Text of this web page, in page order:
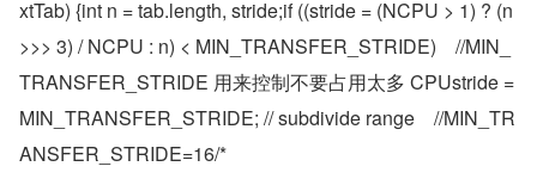
xtTab) {int n = tab.length, stride;if ((stride = (NCPU > 1) ? (n
>>> 3) / NCPU : n) < MIN_TRANSFER_STRIDE)    //MIN_
TRANSFER_STRIDE 用来控制不要占用太多 CPUstride =
MIN_TRANSFER_STRIDE; // subdivide range    //MIN_TR
ANSFER_STRIDE=16/*